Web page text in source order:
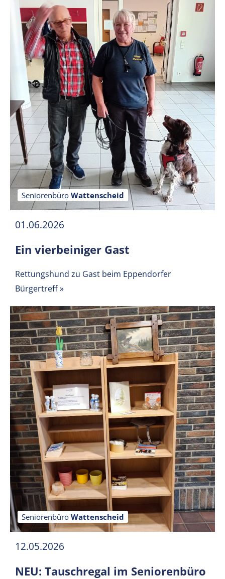
Seniorenbüro Wattenscheid
01.06.2026
Ein vierbeiniger Gast
Rettungshund zu Gast beim Eppendorfer
Bürgertreff»
Seniorenbüro Wattenscheid
12.05.2026
NEU: Tauschregal im Seniorenbüro